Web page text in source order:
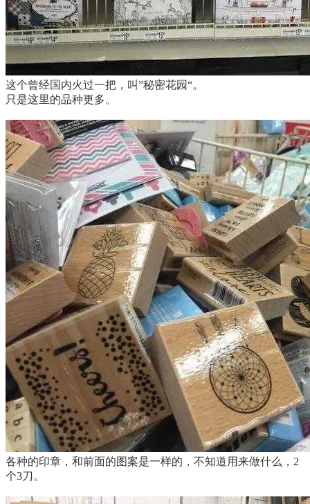
这个曾经国内火过一把，叫”秘密花园“。
只是这里的品种更多。
各种的印章，和前面的图案是一样的，不知道用来做什么，2
个3刀。